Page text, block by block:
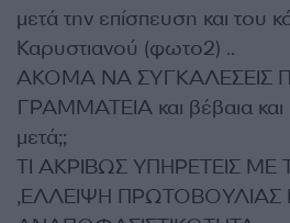
μετά την επίσπευση και του
Καρυστιανού (φωτο2) ..
ΑΚΟΜΑ ΝΑ ΣΥΓΚΑΛΕΣΕΙΣ
ΓΡΑΜΜΑΤΕΙΑ και βέβαια και
μετά;;
ΤΙ ΑΚΡΙΒΩΣ ΥΠΗΡΕΤΕΙΣ
,ΕΛΛΕΙΨΗ ΠΡΩΤΟΒΟΥΛΙΑΣ